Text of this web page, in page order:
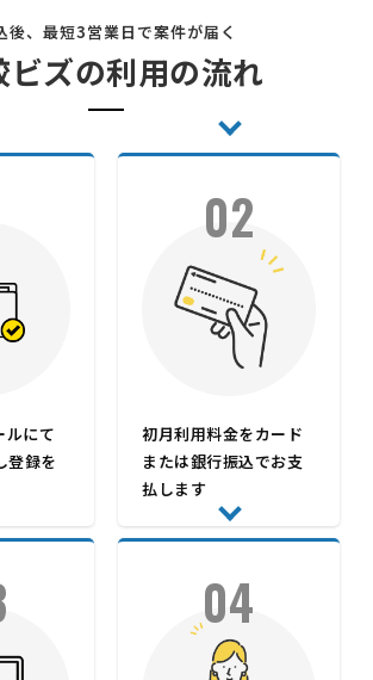
後、最短3営業日で案件が届く
ビズの利用の流れ
ルにて
登録を
02
初月利用料金をカード
または銀行振込でお支
払します
04